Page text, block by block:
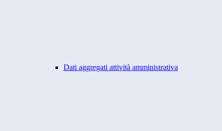
Dati aggregati attività amministrativa